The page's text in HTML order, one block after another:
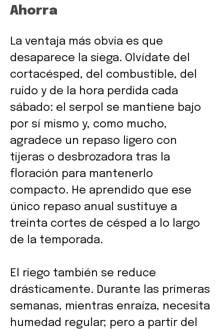
Ahorra
La ventaja más obvia es que
desaparece la siega. Olvídate del
cortacésped, del combustible, del
ruido y de la hora perdida cada
sábado: el serpol se mantiene bajo
por sí mismo y, como mucho,
agradece un repaso ligero con
tijeras o desbrozadora tras la
floración para mantenerlo
compacto. He aprendido que ese
único repaso anual sustituye a
treinta cortes de césped a lo largo
de la temporada.
El riego también se reduce
drásticamente. Durante las primeras
semanas, mientras enraíza, necesita
humedad regular; pero a partir del